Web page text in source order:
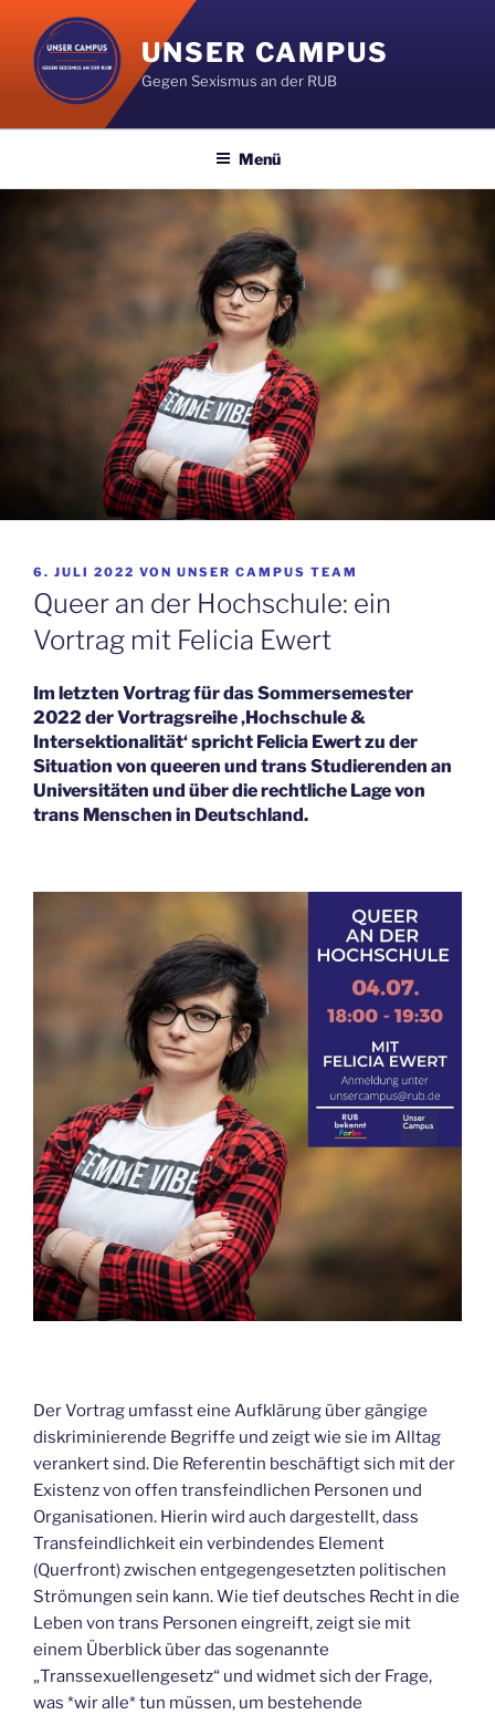
Inhalt
springen
UNSER CAMPUS
Gegen Sexismus an der RUB
Menü
VERÖFFENTLICHT
AM
6. JULI 2022 VON UNSER CAMPUS TEAM
Queer an der Hochschule: ein
Vortrag mit Felicia Ewert
Im letzten Vortrag für das Sommersemester
2022 der Vortragsreihe ‚Hochschule &
Intersektionalität‘ spricht Felicia Ewert zu der
Situation von queeren und trans Studierenden an
Universitäten und über die rechtliche Lage von
trans Menschen in Deutschland.
Der Vortrag umfasst eine Aufklärung über gängige
diskriminierende Begriffe und zeigt wie sie im Alltag
verankert sind. Die Referentin beschäftigt sich mit der
Existenz von offen transfeindlichen Personen und
Organisationen. Hierin wird auch dargestellt, dass
Transfeindlichkeit ein verbindendes Element
(Querfront) zwischen entgegengesetzten politischen
Strömungen sein kann. Wie tief deutsches Recht in die
Leben von trans Personen eingreift, zeigt sie mit
einem Überblick über das sogenannte
„Transsexuellengesetz“ und widmet sich der Frage,
was *wir alle* tun müssen, um bestehende